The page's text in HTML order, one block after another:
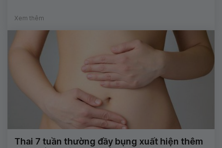
Xem thêm
Thai 7 tuần thường đầy bụng xuất hiện thêm